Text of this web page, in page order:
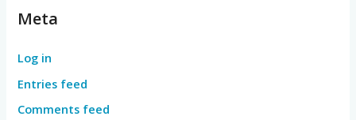
Meta
Log in
Entries feed
Comments feed